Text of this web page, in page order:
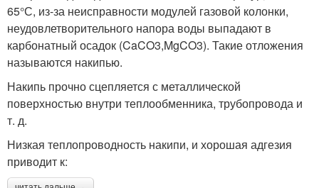
65°С, из-за неисправности модулей газовой колонки,
неудовлетворительного напора воды выпадают в
карбонатный осадок (CaCO3,MgCO3). Такие отложения
называются накипью.
Накипь прочно сцепляется с металлической
поверхностью внутри теплообменника, трубопровода и
т. д.
Низкая теплопроводность накипи, и хорошая адгезия
приводит к: